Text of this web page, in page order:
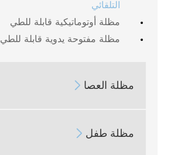
التلقائي
مظلة أوتوماتيكية قابلة للطي
مظلة مفتوحة يدوية قابلة للطي
مظلة العصا 
مظلة طفل 